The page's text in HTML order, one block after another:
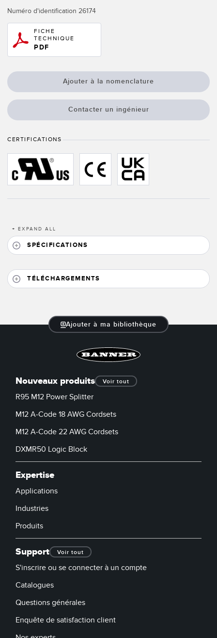
Capteurs d’aide au choix
Capteurs de température
Capteurs de surveillance des conditions
Câbles
LOGICIELS
Logiciels avec interface utilisateur graphique pour capteurs
TECHNOLOGY
Capteurs avec IO-Link
LIENS CONNEXES
Numéro d'identification 26174
FICHE
TECHNIQUE
PDF
Ajouter à la nomenclature
Contacter un ingénieur
CERTIFICATIONS
+ EXPAND ALL
SPÉCIFICATIONS
TÉLÉCHARGEMENTS
Ajouter à ma bibliothèque
Nouveaux produits Voir tout
R95 M12 Power Splitter
M12 A-Code 18 AWG Cordsets
M12 A-Code 22 AWG Cordsets
DXMR50 Logic Block
Expertise
Applications
Industries
Produits
Support Voir tout
S'inscrire ou se connecter à un compte
Catalogues
Questions générales
Enquête de satisfaction client